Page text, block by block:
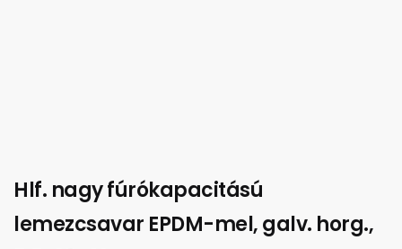
Hlf. nagy fúrókapacitású
lemezcsavar EPDM-mel, galv. horg.,